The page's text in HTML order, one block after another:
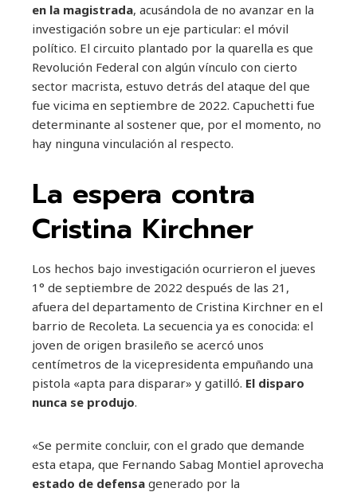
en la magistrada, acusándola de no avanzar en la
investigación sobre un eje particular: el móvil
político. El circuito plantado por la quarella es que
Revolución Federal con algún vínculo con cierto
sector macrista, estuvo detrás del ataque del que
fue vicima en septiembre de 2022. Capuchetti fue
determinante al sostener que, por el momento, no
hay ninguna vinculación al respecto.
La espera contra
Cristina Kirchner
Los hechos bajo investigación ocurrieron el jueves
1° de septiembre de 2022 después de las 21,
afuera del departamento de Cristina Kirchner en el
barrio de Recoleta. La secuencia ya es conocida: el
joven de origen brasileño se acercó unos
centímetros de la vicepresidenta empuñando una
pistola «apta para disparar» y gatilló. El disparo
nunca se produjo.
«Se permite concluir, con el grado que demande
esta etapa, que Fernando Sabag Montiel aprovecha
estado de defensa generado por la